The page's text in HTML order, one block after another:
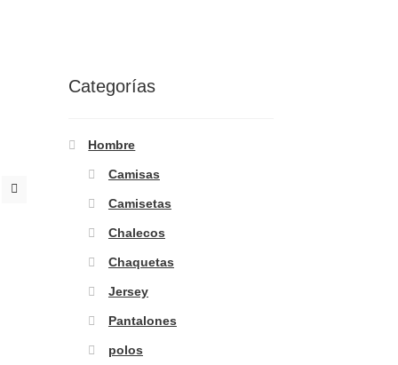
Categorías
Hombre
Camisas
Camisetas
Chalecos
Chaquetas
Jersey
Pantalones
polos